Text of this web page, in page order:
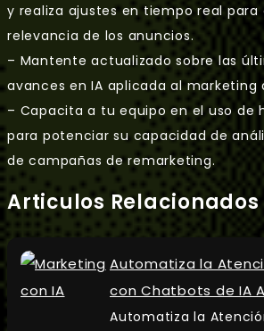
y realiza ajustes en tiempo real para
relevancia de los anuncios.
– Mantente actualizado sobre las
avances en IA aplicada al marketing
– Capacita a tu equipo en el uso de
para potenciar su capacidad de
de campañas de remarketing.
Articulos Relacionados
Automatiza la
con Chatbots de IA
Automatiza la